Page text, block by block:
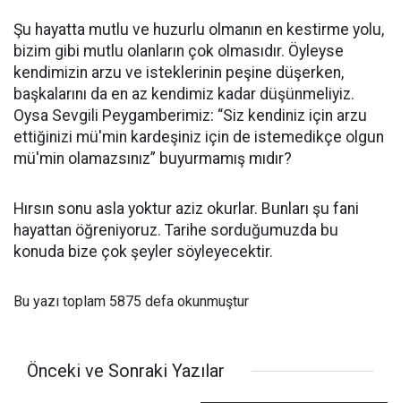
Şu hayatta mutlu ve huzurlu olmanın en kestirme yolu,
bizim gibi mutlu olanların çok olmasıdır. Öyleyse
kendimizin arzu ve isteklerinin peşine düşerken,
başkalarını da en az kendimiz kadar düşünmeliyiz.
Oysa Sevgili Peygamberimiz: “Siz kendiniz için arzu
ettiğinizi mü'min kardeşiniz için de istemedikçe olgun
mü'min olamazsınız” buyurmamış mıdır?
Hırsın sonu asla yoktur aziz okurlar. Bunları şu fani
hayattan öğreniyoruz. Tarihe sorduğumuzda bu
konuda bize çok şeyler söyleyecektir.
Bu yazı toplam 5875 defa okunmuştur
Önceki ve Sonraki Yazılar